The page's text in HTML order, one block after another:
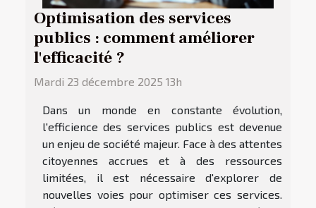
Optimisation des services
publics : comment améliorer
l'efficacité ?
Mardi 23 décembre 2025 13h
Dans un monde en constante évolution,
l'efficience des services publics est devenue
un enjeu de société majeur. Face à des attentes
citoyennes accrues et à des ressources
limitées, il est nécessaire d'explorer de
nouvelles voies pour optimiser ces services.